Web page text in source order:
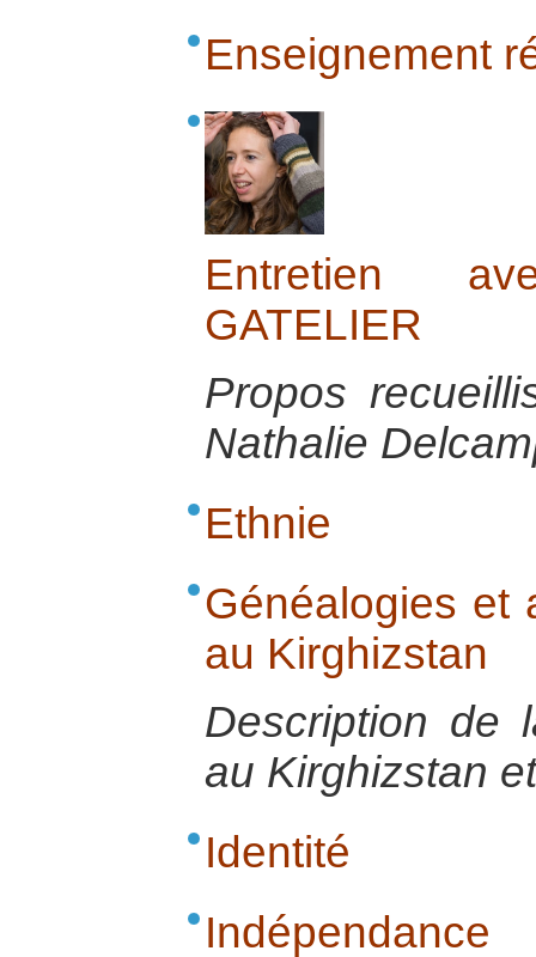
Enseignement
Entretien
GATELIER
Propos
Nathalie
Ethnie
Généalogies et
au Kirghizstan
Description de
au Kirghizstan
Identité